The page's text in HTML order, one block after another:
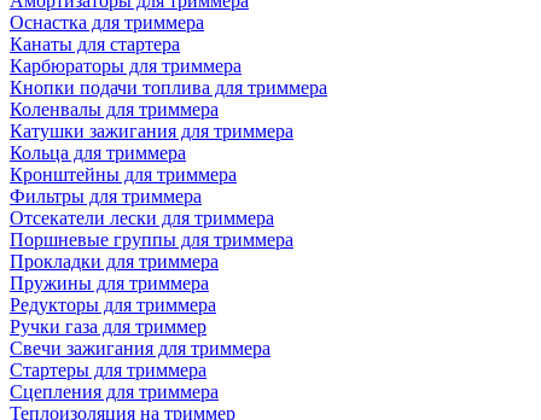
Оснастка для триммера
Канаты для стартера
Карбюраторы для триммера
Кнопки подачи топлива для триммера
Коленвалы для триммера
Катушки зажигания для триммера
Кольца для триммера
Кронштейны для триммера
Фильтры для триммера
Отсекатели лески для триммера
Поршневые группы для триммера
Прокладки для триммера
Пружины для триммера
Редукторы для триммера
Ручки газа для триммер
Свечи зажигания для триммера
Стартеры для триммера
Сцепления для триммера
Теплоизоляция на триммер